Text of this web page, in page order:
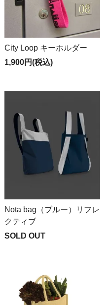
City Loop キーホルダー
1,900円(税込)
Nota bag（ブルー）リフレ
クティブ
SOLD OUT